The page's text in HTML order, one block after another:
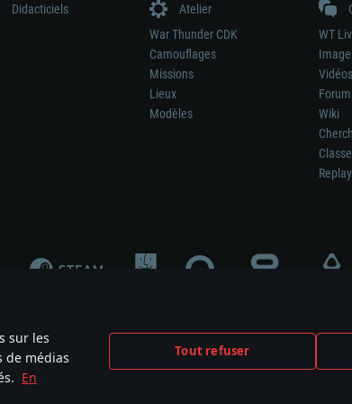
sur les
médias
En
Tout refuser
Didacticiels
Atelier
War Thunder CDK
Camouflages
Missions
Lieux
Modèles
WT
Vidéos
Forum
Wiki
la participation au développement du jeu, le sponsoring ou à
the property of their respective owners.